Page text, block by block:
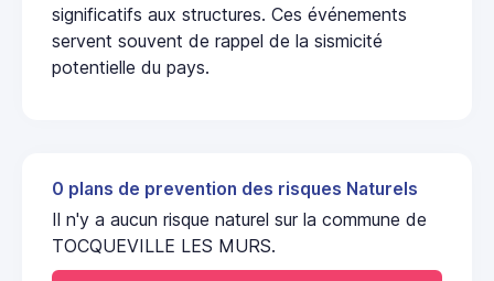
significatifs aux structures. Ces événements
servent souvent de rappel de la sismicité
potentielle du pays.
0 plans de prevention des risques Naturels
Il n'y a aucun risque naturel sur la commune de
TOCQUEVILLE LES MURS.